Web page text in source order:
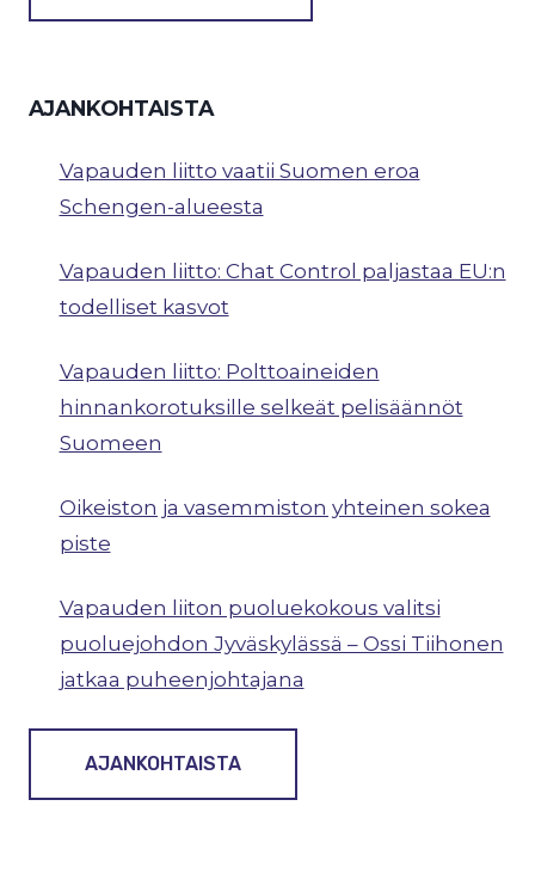
AJANKOHTAISTA
Vapauden liitto vaatii Suomen eroa
Schengen-alueesta
Vapauden liitto: Chat Control paljastaa EU:n
todelliset kasvot
Vapauden liitto: Polttoaineiden
hinnankorotuksille selkeät pelisäännöt
Suomeen
Oikeiston ja vasemmiston yhteinen sokea
piste
Vapauden liiton puoluekokous valitsi
puoluejohdon Jyväskylässä – Ossi Tiihonen
jatkaa puheenjohtajana
AJANKOHTAISTA